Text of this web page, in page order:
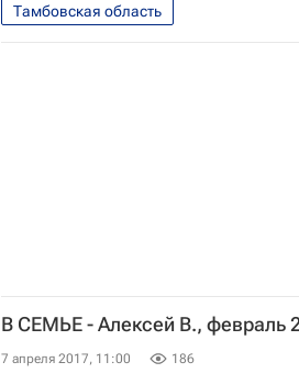
Тамбовская область
В СЕМЬЕ - Алексей В., февраль
7 апреля 2017, 11:00 186